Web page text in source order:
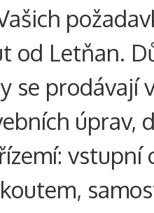
od Letňan.
se prodávají
úprav,